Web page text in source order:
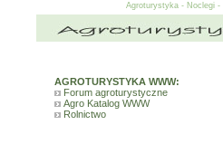
Agroturystyka - Noclegi
AGROTURYSTYKA WWW:
Forum agroturystyczne
Agro Katalog WWW
Rolnictwo